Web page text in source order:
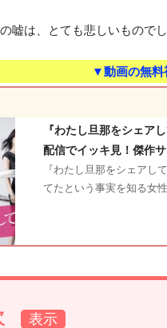
嘘は、とても悲しいものでし
▼動画の無
『わたし旦那をシェア
配信でイッキ見！傑作
『わたし旦那をシェアし
てたという事実を知る女